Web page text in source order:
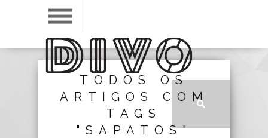
TODOS OS
ARTIGOS COM
TAGS
"SAPATOS"